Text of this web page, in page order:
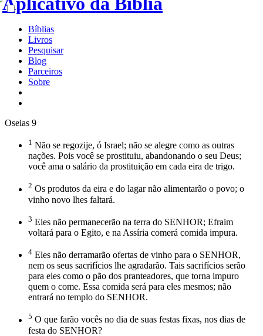
Bíblias
Livros
Pesquisar
Blog
Parceiros
Sobre
Oseias 9
1 Não se regozije, ó Israel; não se alegre como as outras
nações. Pois você se prostituiu, abandonando o seu Deus;
você ama o salário da prostituição em cada eira de trigo.
2 Os produtos da eira e do lagar não alimentarão o povo; o
vinho novo lhes faltará.
3 Eles não permanecerão na terra do SENHOR; Efraim
voltará para o Egito, e na Assíria comerá comida impura.
4 Eles não derramarão ofertas de vinho para o SENHOR,
nem os seus sacrifícios lhe agradarão. Tais sacrifícios serão
para eles como o pão dos pranteadores, que torna impuro
quem o come. Essa comida será para eles mesmos; não
entrará no templo do SENHOR.
5 O que farão vocês no dia de suas festas fixas, nos dias de
festa do SENHOR?